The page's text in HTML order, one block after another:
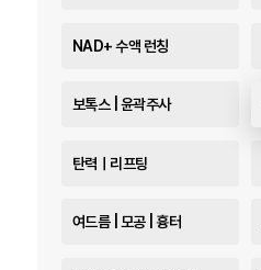
NAD+ 수액 런칭
보톡스 | 윤곽주사
탄력ㅣ리프팅
여드름 | 모공 | 흉터